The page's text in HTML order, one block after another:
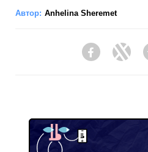
Автор: Anhelina Sheremet
Facebook